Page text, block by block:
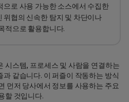
으로 사용 가능한 소스에서 수집한
위협의 신속한 탐지 및 차단이나
적으로 활용합니다.
시스템, 프로세스 및 사람을 연결하는
같습니다. 이 퍼즐이 작동하는 방식
먼저 당사에서 정보를 사용하는 주요
할 것입니다.